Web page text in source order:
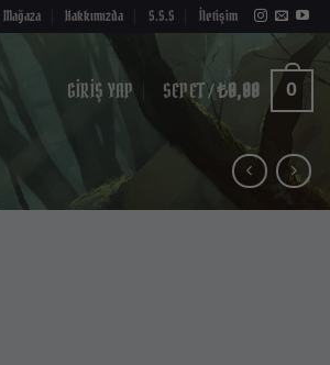
Mağaza Hakkımızda S.S.S İletişim
GIRIŞ YAP SEPET /₺0,00 0